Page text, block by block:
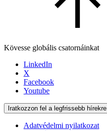
Kövesse globális csatornáinkat
LinkedIn
X
Facebook
Youtube
Iratkozzon fel a legfrissebb hírekre
Adatvédelmi nyilatkozat